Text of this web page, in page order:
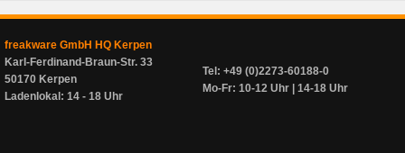
freakware GmbH HQ Kerpen
Karl-Ferdinand-Braun-Str. 33
50170 Kerpen
Ladenlokal: 14 - 18 Uhr
Tel: +49 (0)2273-60188-0
Mo-Fr: 10-12 Uhr | 14-18 Uhr